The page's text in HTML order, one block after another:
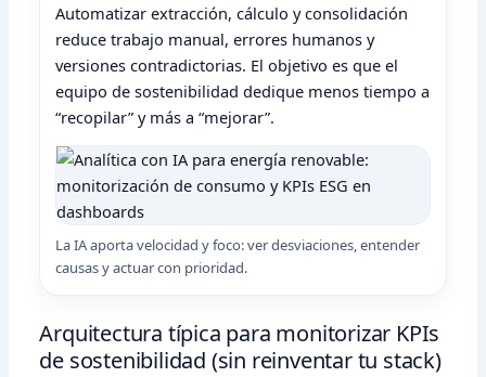
Automatizar extracción, cálculo y consolidación
reduce trabajo manual, errores humanos y
versiones contradictorias. El objetivo es que el
equipo de sostenibilidad dedique menos tiempo a
“recopilar” y más a “mejorar”.
La IA aporta velocidad y foco: ver desviaciones, entender
causas y actuar con prioridad.
Arquitectura típica para monitorizar KPIs
de sostenibilidad (sin reinventar tu stack)